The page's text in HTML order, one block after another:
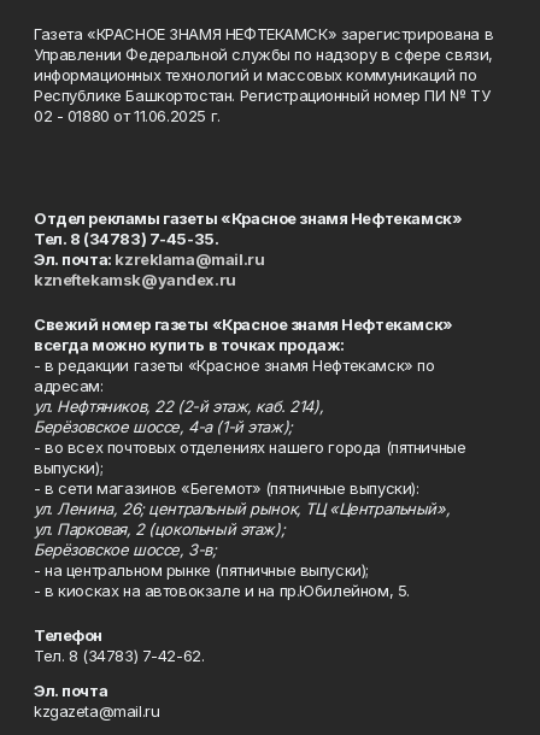
Газета «КРАСНОЕ ЗНАМЯ НЕФТЕКАМСК» зарегистрирована в
Управлении Федеральной службы по надзору в сфере связи,
информационных технологий и массовых коммуникаций по
Республике Башкортостан. Регистрационный номер ПИ № ТУ
02 - 01880 от 11.06.2025 г.
Отдел рекламы газеты «Красное знамя Нефтекамск»
Тел. 8 (34783) 7-45-35.
Эл. почта: kzreklama@mail.ru
kzneftekamsk@yandex.ru
Свежий номер газеты «Красное знамя Нефтекамск»
всегда можно купить в точках продаж:
- в редакции газеты «Красное знамя Нефтекамск» по
адресам:
ул. Нефтяников, 22 (2-й этаж, каб. 214),
Берёзовское шоссе, 4-а (1-й этаж);
- во всех почтовых отделениях нашего города (пятничные
выпуски);
- в сети магазинов «Бегемот» (пятничные выпуски):
ул. Ленина, 26; центральный рынок, ТЦ «Центральный»,
ул. Парковая, 2 (цокольный этаж);
Берёзовское шоссе, 3-в;
- на центральном рынке (пятничные выпуски);
- в киосках на автовокзале и на пр.Юбилейном, 5.
Телефон
Тел. 8 (34783) 7-42-62.
Эл. почта
kzgazeta@mail.ru